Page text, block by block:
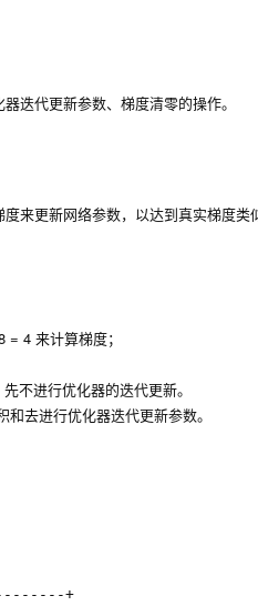
迭代更新参数、梯度清零的操作。
来更新网络参数，以达到真实梯度类
= 4 来计算梯度；
不进行优化器的迭代更新。
去进行优化器迭代更新参数。
+